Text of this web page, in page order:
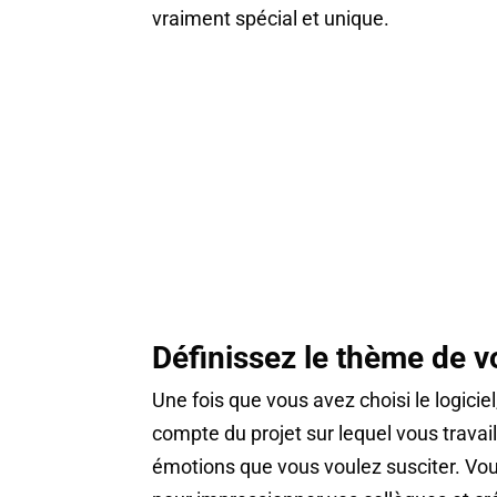
vraiment spécial et unique.
Définissez le thème de
Une fois que vous avez choisi le
compte du projet sur lequel vous
émotions que vous voulez susciter.